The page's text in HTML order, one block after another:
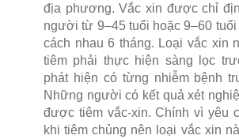
địa phương. Vắc xin được chỉ
người từ 9–45 tuổi hoặc 9–60
cách nhau 6 tháng. Loại vắc xin
tiêm phải thực hiện sàng lọc
phát hiện có từng nhiễm bệnh
Những người có kết quả xét
được tiêm vắc-xin. Chính vì yêu
khi tiêm chủng nên loại vắc xin